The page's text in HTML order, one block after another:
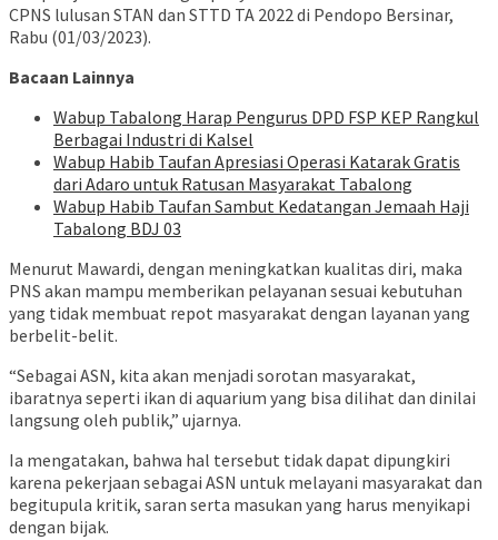
CPNS lulusan STAN dan STTD TA 2022 di Pendopo Bersinar,
Rabu (01/03/2023).
Bacaan Lainnya
Wabup Tabalong Harap Pengurus DPD FSP KEP Rangkul
Berbagai Industri di Kalsel
Wabup Habib Taufan Apresiasi Operasi Katarak Gratis
dari Adaro untuk Ratusan Masyarakat Tabalong
Wabup Habib Taufan Sambut Kedatangan Jemaah Haji
Tabalong BDJ 03
Menurut Mawardi, dengan meningkatkan kualitas diri, maka
PNS akan mampu memberikan pelayanan sesuai kebutuhan
yang tidak membuat repot masyarakat dengan layanan yang
berbelit-belit.
“Sebagai ASN, kita akan menjadi sorotan masyarakat,
ibaratnya seperti ikan di aquarium yang bisa dilihat dan dinilai
langsung oleh publik,” ujarnya.
Ia mengatakan, bahwa hal tersebut tidak dapat dipungkiri
karena pekerjaan sebagai ASN untuk melayani masyarakat dan
begitupula kritik, saran serta masukan yang harus menyikapi
dengan bijak.